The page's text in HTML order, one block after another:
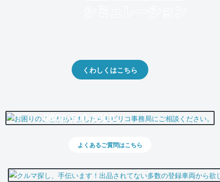
くわしくはこちら
0800-500-5500
よくあるご質問はこちら